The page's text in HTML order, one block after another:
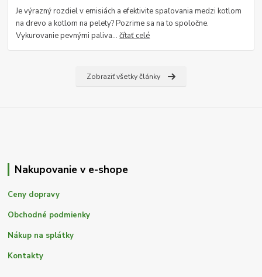
Je výrazný rozdiel v emisiách a efektivite spaľovania medzi kotlom
na drevo a kotlom na pelety? Pozrime sa na to spoločne.
Vykurovanie pevnými paliva...čítať celé
Zobraziť všetky články
Nakupovanie v e-shope
Ceny dopravy
Obchodné podmienky
Nákup na splátky
Kontakty